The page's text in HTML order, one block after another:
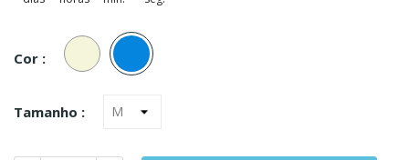
Cor :
Bege Azul
Tamanho :